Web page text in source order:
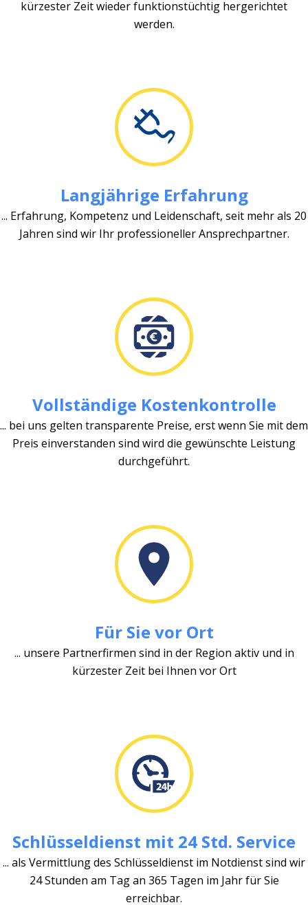
kürzester Zeit wieder funktionstüchtig hergerichtet
werden.
Langjährige Erfahrung
... Erfahrung, Kompetenz und Leidenschaft, seit mehr als 20
Jahren sind wir Ihr professioneller Ansprechpartner.
Vollständige Kostenkontrolle
... bei uns gelten transparente Preise, erst wenn Sie mit dem
Preis einverstanden sind wird die gewünschte Leistung
durchgeführt.
Für Sie vor Ort
... unsere Partnerfirmen sind in der Region aktiv und in
kürzester Zeit bei Ihnen vor Ort
Schlüsseldienst mit 24 Std. Service
... als Vermittlung des Schlüsseldienst im Notdienst sind wir
24 Stunden am Tag an 365 Tagen im Jahr für Sie
erreichbar.